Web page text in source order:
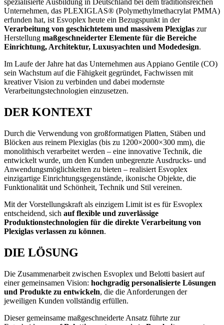
Unternehmen, das PLEXIGLAS® (Polymethylmethacrylat PMMA)
erfunden hat, ist Esvoplex heute ein Bezugspunkt in der
Verarbeitung von geschichtetem und massivem Plexiglas zur
Herstellung maßgeschneiderter Elemente für die Bereiche
Einrichtung, Architektur, Luxusyachten und Modedesign.
Im Laufe der Jahre hat das Unternehmen aus Appiano Gentile (CO)
sein Wachstum auf die Fähigkeit gegründet, Fachwissen mit
kreativer Vision zu verbinden und dabei modernste
Verarbeitungstechnologien einzusetzen.
DER KONTEXT
Durch die Verwendung von großformatigen Platten, Stäben und
Blöcken aus reinem Plexiglas (bis zu 1200×2000×300 mm), die
monolithisch verarbeitet werden – eine innovative Technik, die
entwickelt wurde, um den Kunden unbegrenzte Ausdrucks- und
Anwendungsmöglichkeiten zu bieten – realisiert Esvoplex
einzigartige Einrichtungsgegenstände, ikonische Objekte, die
Funktionalität und Schönheit, Technik und Stil vereinen.
Mit der Vorstellungskraft als einzigem Limit ist es für Esvoplex
entscheidend, sich auf flexible und zuverlässige
Produktionstechnologien für die direkte Verarbeitung von
Plexiglas verlassen zu können.
DIE LÖSUNG
Die Zusammenarbeit zwischen Esvoplex und Belotti basiert auf
einer gemeinsamen Vision: hochgradig personalisierte Lösungen
und Produkte zu entwickeln, die die Anforderungen der
jeweiligen Kunden vollständig erfüllen.
Dieser gemeinsame maßgeschneiderte Ansatz führte zur